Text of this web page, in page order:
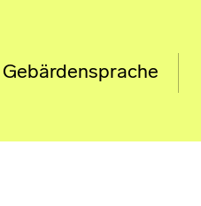
Gebärdensprache